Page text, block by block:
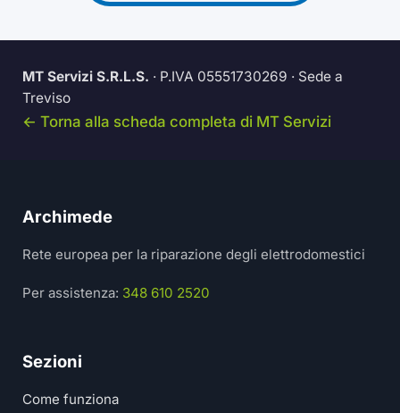
MT Servizi S.R.L.S. · P.IVA 05551730269 · Sede a
Treviso
← Torna alla scheda completa di MT Servizi
Archimede
Rete europea per la riparazione degli elettrodomestici
Per assistenza: 348 610 2520
Sezioni
Come funziona